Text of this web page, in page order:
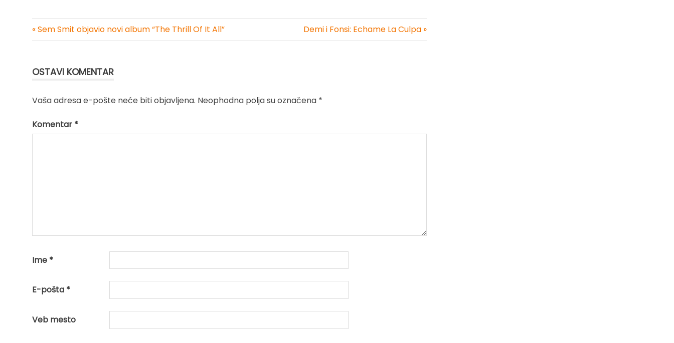
Kretanje
« Sem Smit objavio novi album “The Thrill Of It All” Demi i Fonsi: Echame La Culpa »
OSTAVI KOMENTAR
Vaša adresa e-pošte neće biti objavljena. Neophodna polja su označena *
Komentar *
Ime *
E-pošta *
Veb mesto